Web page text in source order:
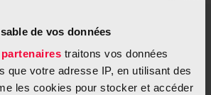
de vos données
traitons vos données
que votre adresse IP, en utilisant des
les cookies pour stocker et accéder
cancer de la peau à
possible.